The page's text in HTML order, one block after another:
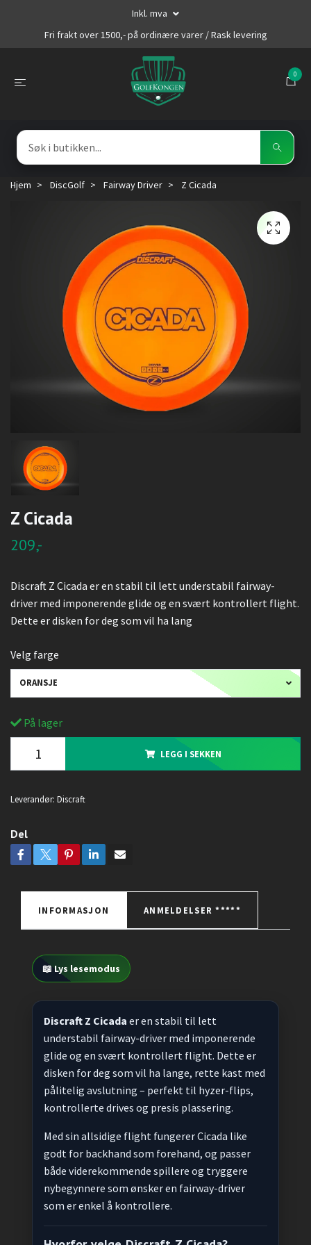
Inkl. mva
Fri frakt over 1500,- på ordinære varer / Rask levering
0
Hjem DiscGolf Fairway Driver Z Cicada
Z Cicada
209,-
Discraft Z Cicada er en stabil til lett understabil fairway-
driver med imponerende glide og en svært kontrollert flight.
Dette er disken for deg som vil ha lang
Velg farge
ORANSJE
På lager
LEGG I SEKKEN
Leverandør: Discraft
Del
INFORMASJON ANMELDELSER *****
📖 Lys lesemodus
Discraft Z Cicada er en stabil til lett
understabil fairway-driver med imponerende
glide og en svært kontrollert flight. Dette er
disken for deg som vil ha lange, rette kast med
pålitelig avslutning – perfekt til hyzer-flips,
kontrollerte drives og presis plassering.
Med sin allsidige flight fungerer Cicada like
godt for backhand som forehand, og passer
både viderekommende spillere og tryggere
nybegynnere som ønsker en fairway-driver
som er enkel å kontrollere.